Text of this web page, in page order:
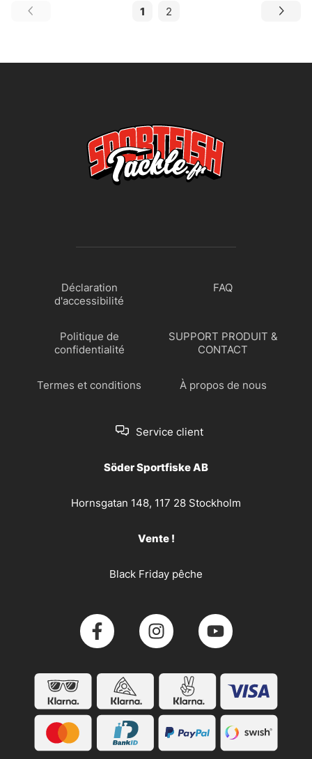
1 2
Déclaration
d'accessibilité
FAQ
Politique de
confidentialité
SUPPORT PRODUIT &
CONTACT
Termes et conditions À propos de nous
Service client
Söder Sportfiske AB
Hornsgatan 148, 117 28 Stockholm
Vente !
Black Friday pêche